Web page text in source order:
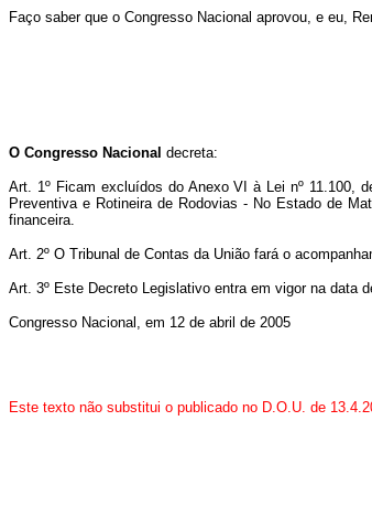
Faço saber que o Congresso Nacional aprovou, e eu,
O Congresso Nacional decreta:
Art. 1º Ficam excluídos do Anexo VI à Lei nº 11.100,
Preventiva e Rotineira de Rodovias - No Estado de
financeira.
Art. 2º O Tribunal de Contas da União fará o
Art. 3º Este Decreto Legislativo entra em vigor na data
Congresso Nacional, em 12 de abril de 2005
Este texto não substitui o publicado no D.O.U. de